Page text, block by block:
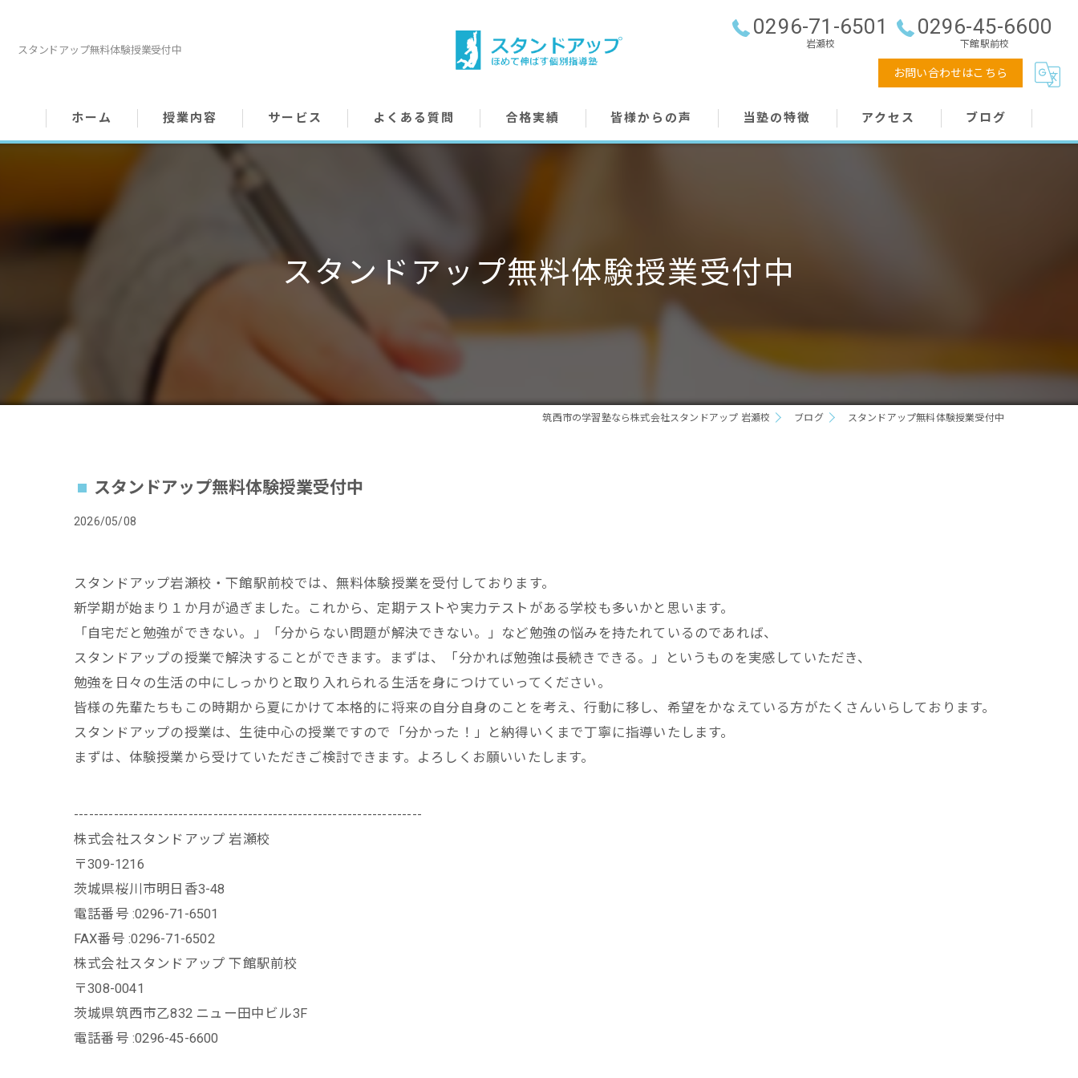
スタンドアップ無料体験授業受付中
0296-71-6501
岩瀬校
0296-45-6600
下館駅前校
お問い合わせはこちら
ホーム 授業内容 サービス よくある質問 合格実績 皆様からの声 当塾の特徴
小学生
アクセス ブログ
スタンドアップ無料体験授業受付中
筑西市の学習塾なら株式会社スタンドアップ 岩瀬校 ブログ スタンドアップ無料体験授業受付中
スタンドアップ無料体験授業受付中
2026/05/08
スタンドアップ岩瀬校・下館駅前校では、無料体験授業を受付しております。
新学期が始まり１か月が過ぎました。これから、定期テストや実力テストがある学校も多いかと思います。
「自宅だと勉強ができない。」「分からない問題が解決できない。」など勉強の悩みを持たれているのであれば、
スタンドアップの授業で解決することができます。まずは、「分かれば勉強は長続きできる。」というものを実感していただき、
勉強を日々の生活の中にしっかりと取り入れられる生活を身につけていってください。
皆様の先輩たちもこの時期から夏にかけて本格的に将来の自分自身のことを考え、行動に移し、希望をかなえている方がたくさんいらしております。
スタンドアップの授業は、生徒中心の授業ですので「分かった！」と納得いくまで丁寧に指導いたします。
まずは、体験授業から受けていただきご検討できます。よろしくお願いいたします。
----------------------------------------------------------------------
株式会社スタンドアップ 岩瀬校
〒309-1216
茨城県桜川市明日香3-48
電話番号 :0296-71-6501
FAX番号 :0296-71-6502
株式会社スタンドアップ 下館駅前校
〒308-0041
茨城県筑西市乙832 ニュー田中ビル3F
電話番号 :0296-45-6600